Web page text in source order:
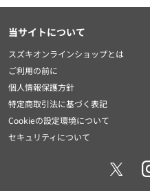
当サイトについて
スズキオンラインショップとは
ご利用の前に
個人情報保護方針
特定商取引法に基づく表記
Cookieの設定環境について
セキュリティについて